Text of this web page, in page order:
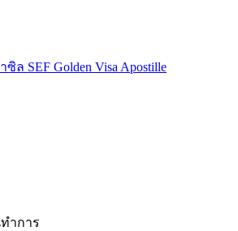
ล SEF Golden Visa Apostille
ทำการ